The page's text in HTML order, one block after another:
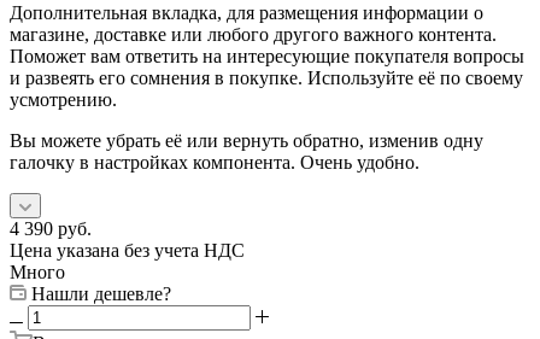
Дополнительная вкладка, для размещения информации о
магазине, доставке или любого другого важного контента.
Поможет вам ответить на интересующие покупателя вопросы
и развеять его сомнения в покупке. Используйте её по своему
усмотрению.
Вы можете убрать её или вернуть обратно, изменив одну
галочку в настройках компонента. Очень удобно.
4 390 руб.
Цена указана без учета НДС
Много
Нашли дешевле?